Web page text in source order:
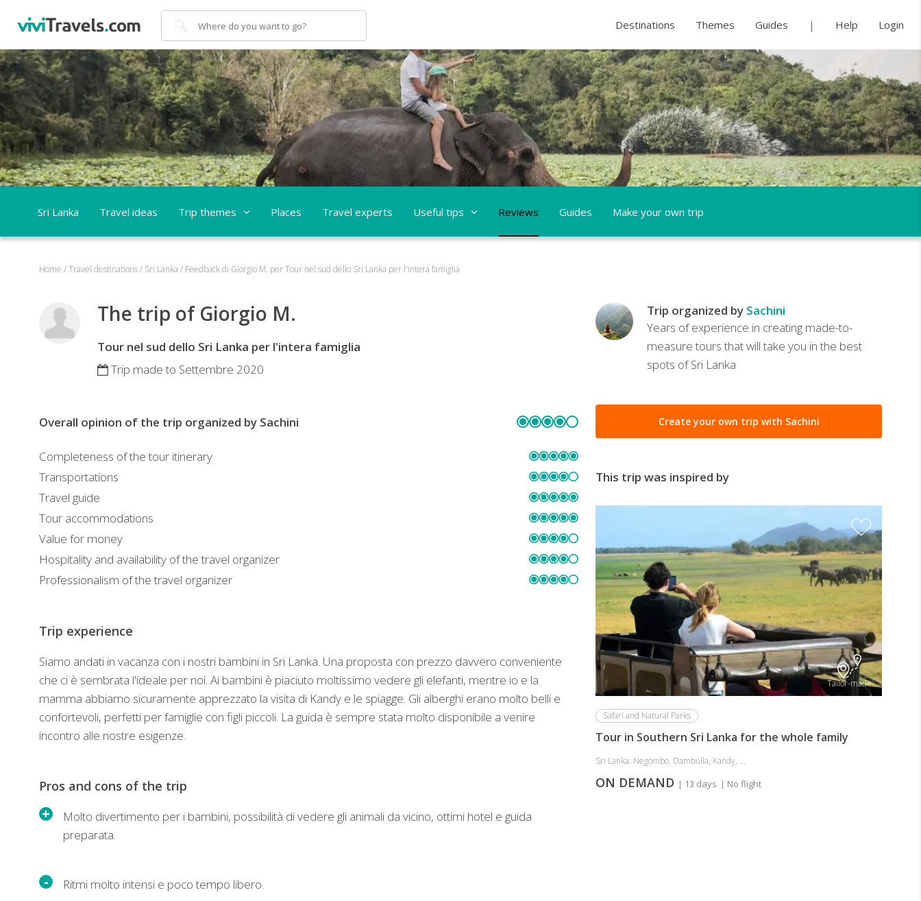
Search Destinations Themes Guides Help Login
Sri Lanka Travel ideas Trip themes Places Travel experts Useful tips Reviews Guides Make your own trip
Home /Travel destinations/ Sri Lanka / Feedback di Giorgio M. per Tour nel sud dello Sri Lanka per l'intera famiglia
The trip of Giorgio M.
Tour nel sud dello Sri Lanka per l'intera famiglia
Trip made to Settembre 2020
REVIEWS
Overall opinion of the trip organized by Sachini
Completeness of the tour itinerary
Transportations
Travel guide
Tour accommodations
Value for money
Hospitality and availability of the travel organizer
Professionalism of the travel organizer
Trip experience
Siamo andati in vacanza con i nostri bambini in Sri Lanka. Una proposta con prezzo davvero conveniente
che ci è sembrata l'ideale per noi. Ai bambini è piaciuto moltissimo vedere gli elefanti, mentre io e la
mamma abbiamo sicuramente apprezzato la visita di Kandy e le spiagge. Gli alberghi erano molto belli e
confortevoli, perfetti per famiglie con figli piccoli. La guida è sempre stata molto disponibile a venire
incontro alle nostre esigenze.
Pros and cons of the trip
Molto divertimento per i bambini, possibilità di vedere gli animali da vicino, ottimi hotel e guida
preparata.
Ritmi molto intensi e poco tempo libero.
Trip organized by Sachini
Years of experience in creating made-to-
measure tours that will take you in the best
spots of Sri Lanka
Create your own trip with Sachini
This trip was inspired by
Tailor-made
Safari and Natural Parks
Tour in Southern Sri Lanka for the whole family
Sri Lanka: Negombo, Dambulla, Kandy, ...
ON DEMAND | 13 days | No flight